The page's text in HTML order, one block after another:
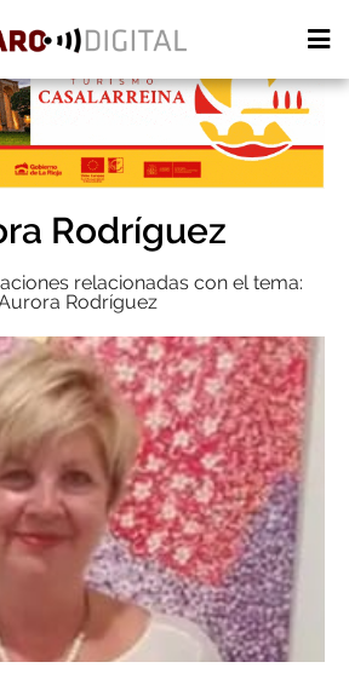
Rodríguez
relacionadas con el tema:
Rodríguez